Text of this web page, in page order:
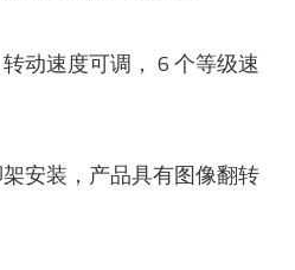
动速度可调， 6 个等级速
安装，产品具有图像翻转